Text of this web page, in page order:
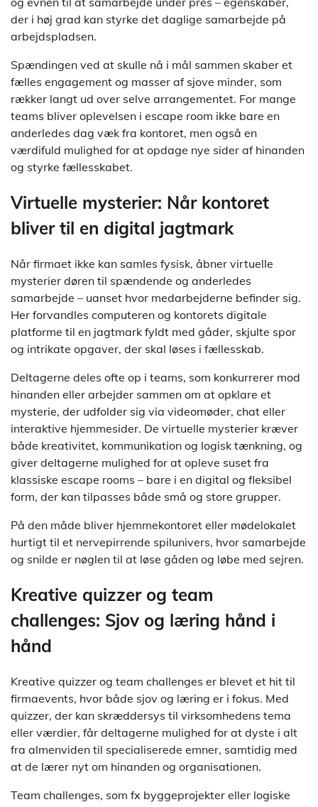
der i høj grad kan styrke det daglige samarbejde på
arbejdspladsen.
Spændingen ved at skulle nå i mål sammen skaber et
fælles engagement og masser af sjove minder, som
rækker langt ud over selve arrangementet. For mange
teams bliver oplevelsen i escape room ikke bare en
anderledes dag væk fra kontoret, men også en
værdifuld mulighed for at opdage nye sider af hinanden
og styrke fællesskabet.
Virtuelle mysterier: Når kontoret
bliver til en digital jagtmark
Når firmaet ikke kan samles fysisk, åbner virtuelle
mysterier døren til spændende og anderledes
samarbejde – uanset hvor medarbejderne befinder sig.
Her forvandles computeren og kontorets digitale
platforme til en jagtmark fyldt med gåder, skjulte spor
og intrikate opgaver, der skal løses i fællesskab.
Deltagerne deles ofte op i teams, som konkurrerer mod
hinanden eller arbejder sammen om at opklare et
mysterie, der udfolder sig via videomøder, chat eller
interaktive hjemmesider. De virtuelle mysterier kræver
både kreativitet, kommunikation og logisk tænkning, og
giver deltagerne mulighed for at opleve suset fra
klassiske escape rooms – bare i en digital og fleksibel
form, der kan tilpasses både små og store grupper.
På den måde bliver hjemmekontoret eller mødelokalet
hurtigt til et nervepirrende spilunivers, hvor samarbejde
og snilde er nøglen til at løse gåden og løbe med sejren.
Kreative quizzer og team
challenges: Sjov og læring hånd i
hånd
Kreative quizzer og team challenges er blevet et hit til
firmaevents, hvor både sjov og læring er i fokus. Med
quizzer, der kan skræddersys til virksomhedens tema
eller værdier, får deltagerne mulighed for at dyste i alt
fra almenviden til specialiserede emner, samtidig med
at de lærer nyt om hinanden og organisationen.
Team challenges, som fx byggeprojekter eller logiske